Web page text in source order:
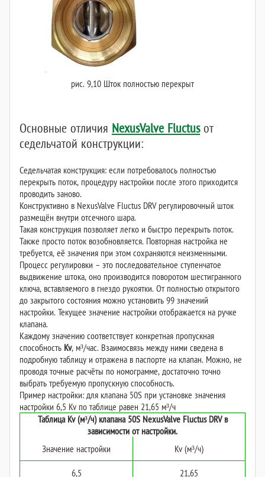
рис. 9,10 Шток полностью перекрыт
Основные отличия NexusValve Fluctusот
седельчатой конструкции:
Седельчатая конструкция: если потребовалось полностью
перекрыть поток, процедуру настройки после этого приходится
проводить заново.
Конструктивно в NexusValve Fluctus DRV регулировочный шток
размещён внутри отсечного шара.
Такая конструкция позволяет легко и быстро перекрыть поток.
Также просто поток возобновляется. Повторная настройка не
требуется, её значения при этом сохраняются неизменными.
Процесс регулировки – это последовательное ступенчатое
выдвижение штока, оно производится поворотом шестигранного
ключа, вставляемого в гнездо рукоятки. От полностью открытого
до закрытого состояния можно установить 99 значений
настройки. Текущее значение настройки отображается на ручке
клапана.
Каждому значению соответствует конкретная пропускная
способность Kv, м³/час. Взаимосвязь между ними сведена в
подробную таблицу и отражена в паспорте на клапан. Можно, не
проводя точные расчёты по номограмме, достаточно точно
выбрать требуемую пропускную способность.
Пример настройки: для клапана 50S при установке значения
настройки 6,5 Kv по таблице равен 21,65 м³/ч
Таблица Kv (м³/ч) клапана 50S NexusValve Fluctus DRV в
зависимости от настройки.
Значение настройки
Kv (м³/ч)
6,5 21,65